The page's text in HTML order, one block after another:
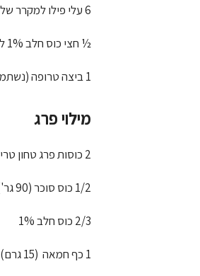
6 עלי פילו למקרר של שמרית
½ חצי כוס חלב 1% להברשת עלי הפילו במהלך ההכנה
1 ביצה טרופה (נשתמש רק בחלק ממנה להברשת עלי הפילו)
מילוי פרג
2 כוסות פרג טחון טרי (150 גרם)
1/2 כוס סוכר (90 גר')
2/3 כוס חלב 1%
1 כף חמאה (15 גרם)